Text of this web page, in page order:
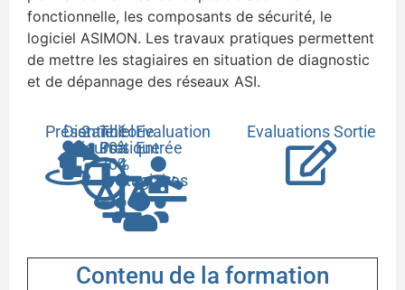
fonctionnelle, les composants de sécurité, le
logiciel ASIMON. Les travaux pratiques permettent
de mettre les stagiaires en situation de diagnostic
et de dépannage des réseaux ASI.
Présentiel
Distanciel
2
jours
Théorie
30%
Pratique
70%
1
à
4
stagiaires
Evaluation
Entrée
Evaluations Sortie
Contenu de la formation